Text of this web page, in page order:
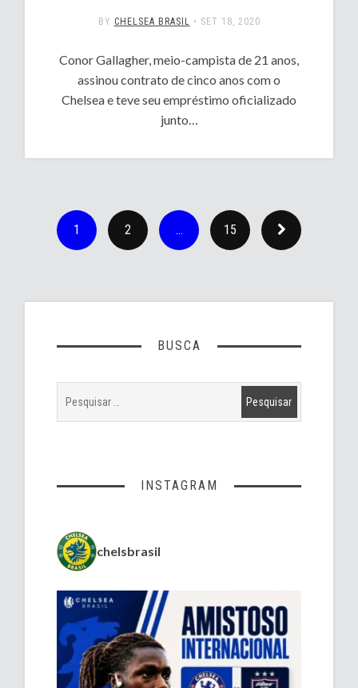
BY CHELSEA BRASIL • SET 18, 2020
Conor Gallagher, meio-campista de 21 anos,
assinou contrato de cinco anos com o
Chelsea e teve seu empréstimo oficializado
junto…
1 2 … 15
BUSCA
INSTAGRAM
chelsbrasil